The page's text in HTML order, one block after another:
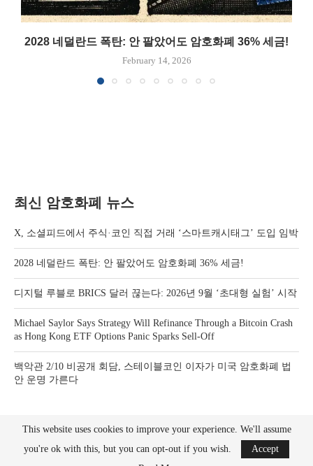
2028 네덜란드 폭탄: 안 팔았어도 암호화폐 36% 세금!
February 14, 2026
최신 암호화폐 뉴스
X, 소셜피드에서 주식·코인 직접 거래 ‘스마트캐시태그’ 도입 임박
2028 네덜란드 폭탄: 안 팔았어도 암호화폐 36% 세금!
디지털 루블로 BRICS 달러 끊는다: 2026년 9월 ‘초대형 실험’ 시작
Michael Saylor Says Strategy Will Refinance Through a Bitcoin Crash
as Hong Kong ETF Options Panic Sparks Sell-Off
백악관 2/10 비공개 회담, 스테이블코인 이자가 미국 암호화폐 법
안 운명 가른다
This website uses cookies to improve your experience. We'll assume
you're ok with this, but you can opt-out if you wish.
Accept